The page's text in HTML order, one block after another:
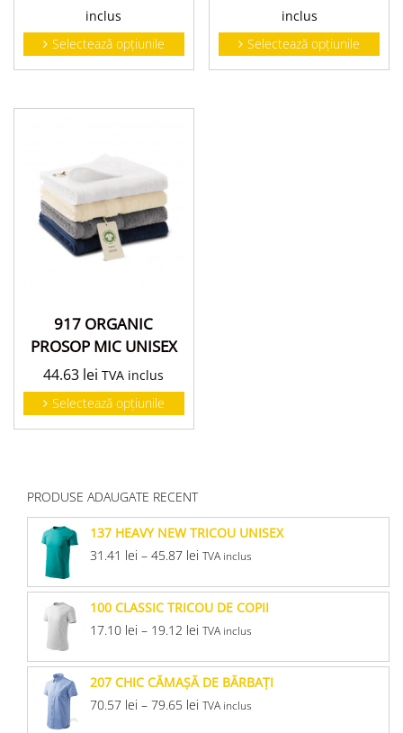
inclus
Selectează opțiunile
inclus
Selectează opțiunile
917 ORGANIC
PROSOP MIC UNISEX
44.63 lei TVA inclus
Selectează opțiunile
PRODUSE ADAUGATE RECENT
137 HEAVY NEW TRICOU UNISEX
31.41 lei – 45.87 lei TVA inclus
100 CLASSIC TRICOU DE COPII
17.10 lei – 19.12 lei TVA inclus
207 CHIC CĂMAŞĂ DE BĂRBAŢI
70.57 lei – 79.65 lei TVA inclus